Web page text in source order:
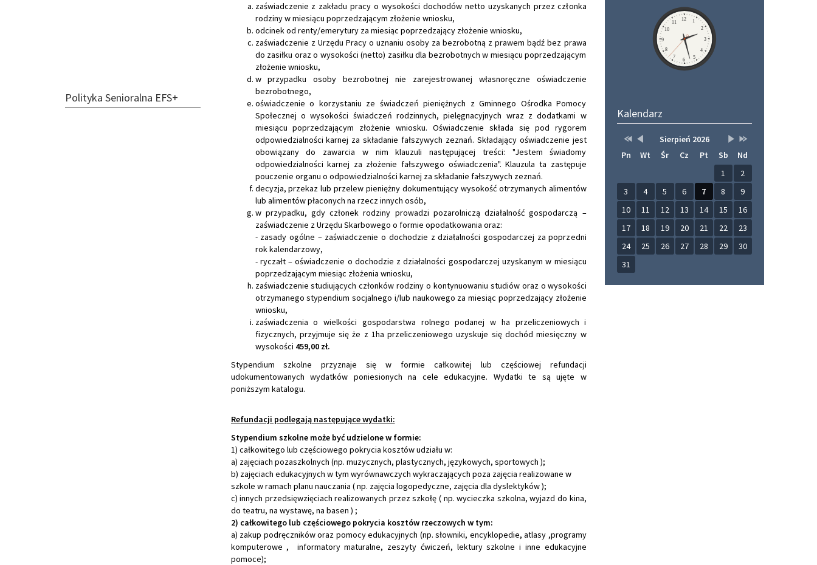
Polityka Senioralna EFS+
zaświadczenie z zakładu pracy o wysokości dochodów netto uzyskanych przez członka
rodziny w miesiącu poprzedzającym złożenie wniosku,
odcinek od renty/emerytury za miesiąc poprzedzający złożenie wniosku,
zaświadczenie z Urzędu Pracy o uznaniu osoby za bezrobotną z prawem bądź bez prawa
do zasiłku oraz o wysokości (netto) zasiłku dla bezrobotnych w miesiącu poprzedzającym
złożenie wniosku,
w przypadku osoby bezrobotnej nie zarejestrowanej własnoręczne oświadczenie
bezrobotnego,
oświadczenie o korzystaniu ze świadczeń pieniężnych z Gminnego Ośrodka Pomocy
Społecznej o wysokości świadczeń rodzinnych, pielęgnacyjnych wraz z dodatkami w
miesiącu poprzedzającym złożenie wniosku. Oświadczenie składa się pod rygorem
odpowiedzialności karnej za składanie fałszywych zeznań. Składający oświadczenie jest
obowiązany do zawarcia w nim klauzuli następującej treści: "Jestem świadomy
odpowiedzialności karnej za złożenie fałszywego oświadczenia". Klauzula ta zastępuje
pouczenie organu o odpowiedzialności karnej za składanie fałszywych zeznań.
decyzja, przekaz lub przelew pieniężny dokumentujący wysokość otrzymanych alimentów
lub alimentów płaconych na rzecz innych osób,
w przypadku, gdy członek rodziny prowadzi pozarolniczą działalność gospodarczą –
zaświadczenie z Urzędu Skarbowego o formie opodatkowania oraz:
- zasady ogólne – zaświadczenie o dochodzie z działalności gospodarczej za poprzedni
rok kalendarzowy,
- ryczałt – oświadczenie o dochodzie z działalności gospodarczej uzyskanym w miesiącu
poprzedzającym miesiąc złożenia wniosku,
zaświadczenie studiujących członków rodziny o kontynuowaniu studiów oraz o wysokości
otrzymanego stypendium socjalnego i/lub naukowego za miesiąc poprzedzający złożenie
wniosku,
zaświadczenia o wielkości gospodarstwa rolnego podanej w ha przeliczeniowych i
fizycznych, przyjmuje się że z 1ha przeliczeniowego uzyskuje się dochód miesięczny w
wysokości 459,00 zł.
Stypendium szkolne przyznaje się w formie całkowitej lub częściowej refundacji
udokumentowanych wydatków poniesionych na cele edukacyjne. Wydatki te są ujęte w
poniższym katalogu.
Refundacji podlegają następujące wydatki:
Stypendium szkolne może być udzielone w formie:
1) całkowitego lub częściowego pokrycia kosztów udziału w:
a) zajęciach pozaszkolnych (np. muzycznych, plastycznych, językowych, sportowych );
b) zajęciach edukacyjnych w tym wyrównawczych wykraczających poza zajęcia realizowane w
szkole w ramach planu nauczania ( np. zajęcia logopedyczne, zajęcia dla dyslektyków );
c) innych przedsięwzięciach realizowanych przez szkołę ( np. wycieczka szkolna, wyjazd do kina,
do teatru, na wystawę, na basen ) ;
2) całkowitego lub częściowego pokrycia kosztów rzeczowych w tym:
a) zakup podręczników oraz pomocy edukacyjnych (np. słowniki, encyklopedie, atlasy ,programy
komputerowe , informatory maturalne, zeszyty ćwiczeń, lektury szkolne i inne edukacyjne
pomoce);
1
2
3
4
5
6
7
8
9
10
11
12
Kalendarz
Lista
wydarzeń
w
Sierpień 2026Brak
tym
miesiącu.
Przestaw
na
Przestaw
na
Przestaw
na
Wrzesień
Przestaw
na
Sierpień
2027
Pn Wt Śr Cz Pt Sb
Nd
1
2
3
4 5 6 7 8
9
10
11 12 13 14 15
16
17
18 19 20 21 22
23
24
25 26 27 28 29
30
31